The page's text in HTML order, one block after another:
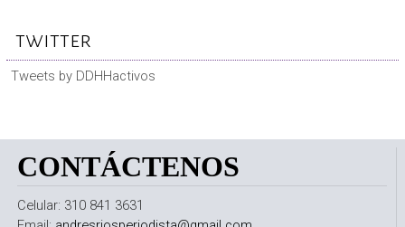
twitter
Tweets by DDHHactivos
CONTÁCTENOS
Celular: 310 841 3631